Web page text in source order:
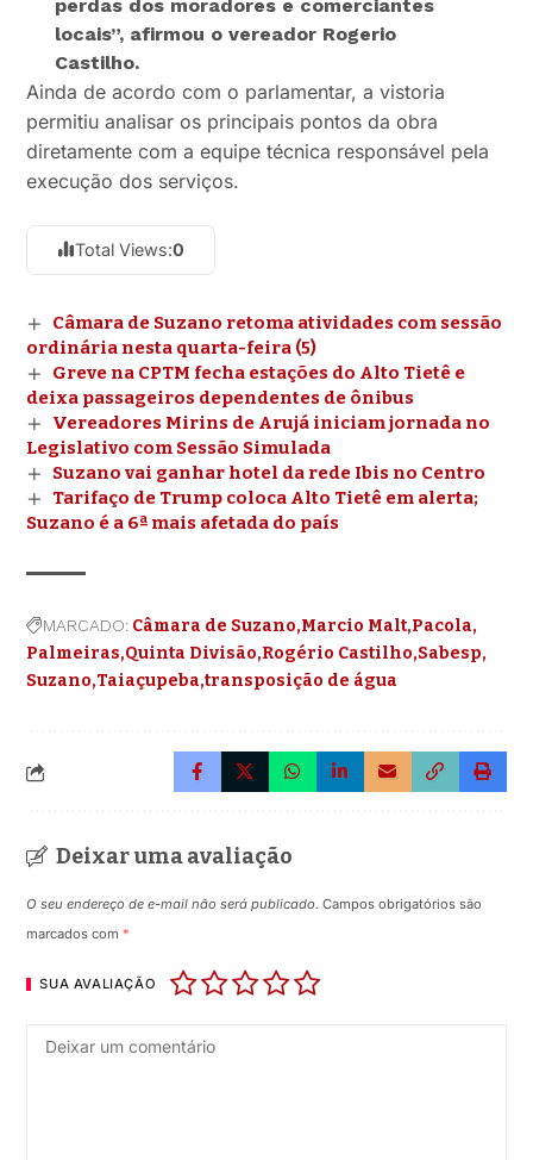
perdas dos moradores e comerciantes
locais”, afirmou o vereador Rogerio
Castilho.
Ainda de acordo com o parlamentar, a vistoria
permitiu analisar os principais pontos da obra
diretamente com a equipe técnica responsável pela
execução dos serviços.
Total Views:0
Câmara de Suzano retoma atividades com sessão
ordinária nesta quarta-feira (5)
Greve na CPTM fecha estações do Alto Tietê e
deixa passageiros dependentes de ônibus
Vereadores Mirins de Arujá iniciam jornada no
Legislativo com Sessão Simulada
Suzano vai ganhar hotel da rede Ibis no Centro
Tarifaço de Trump coloca Alto Tietê em alerta;
Suzano é a 6ª mais afetada do país
MARCADO: Câmara de Suzano Marcio Malt Pacola
Palmeiras Quinta Divisão Rogério Castilho Sabesp
Suzano Taiaçupeba transposição de água
Deixar uma avaliação
O seu endereço de e-mail não será publicado. Campos obrigatórios são
marcados com*
SUA AVALIAÇÃO